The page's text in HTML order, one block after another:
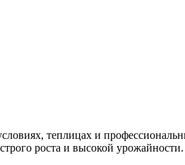
теплицах и
роста и высокой урожайности.